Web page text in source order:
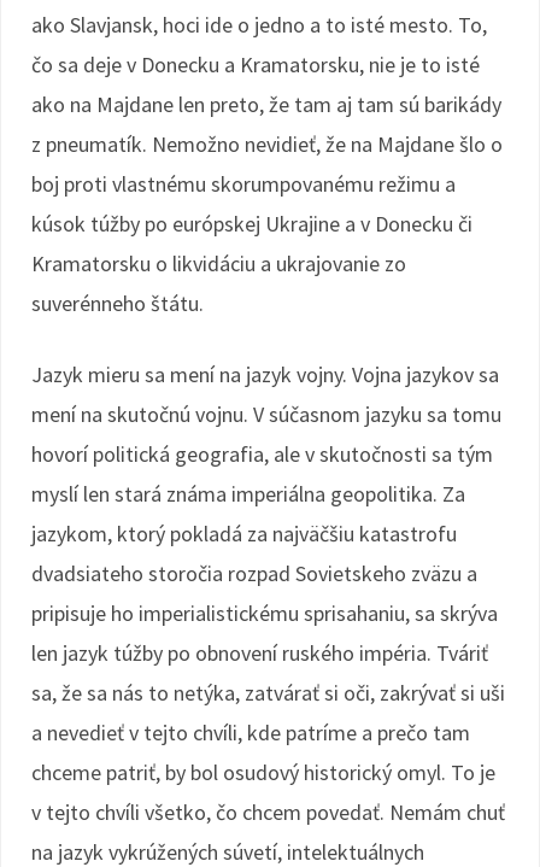
ako Slavjansk, hoci ide o jedno a to isté mesto. To,
čo sa deje v Donecku a Kramatorsku, nie je to isté
ako na Majdane len preto, že tam aj tam sú barikády
z pneumatík. Nemožno nevidieť, že na Majdane šlo o
boj proti vlastnému skorumpovanému režimu a
kúsok túžby po európskej Ukrajine a v Donecku či
Kramatorsku o likvidáciu a ukrajovanie zo
suverénneho štátu.
Jazyk mieru sa mení na jazyk vojny. Vojna jazykov sa
mení na skutočnú vojnu. V súčasnom jazyku sa tomu
hovorí politická geografia, ale v skutočnosti sa tým
myslí len stará známa imperiálna geopolitika. Za
jazykom, ktorý pokladá za najväčšiu katastrofu
dvadsiateho storočia rozpad Sovietskeho zväzu a
pripisuje ho imperialistickému sprisahaniu, sa skrýva
len jazyk túžby po obnovení ruského impéria. Tváriť
sa, že sa nás to netýka, zatvárať si oči, zakrývať si uši
a nevedieť v tejto chvíli, kde patríme a prečo tam
chceme patriť, by bol osudový historický omyl. To je
v tejto chvíli všetko, čo chcem povedať. Nemám chuť
na jazyk vykrúžených súvetí, intelektuálnych